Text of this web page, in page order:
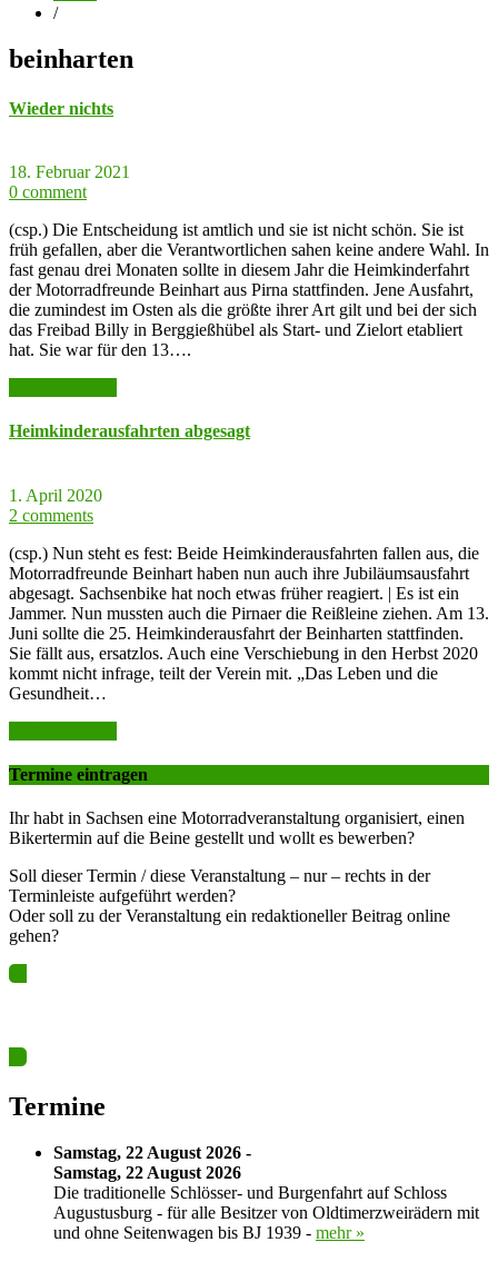
/
beinharten
Wieder nichts
18. Februar 2021
0 comment
(csp.) Die Entscheidung ist amtlich und sie ist nicht schön. Sie ist
früh gefallen, aber die Verantwortlichen sahen keine andere Wahl. In
fast genau drei Monaten sollte in diesem Jahr die Heimkinderfahrt
der Motorradfreunde Beinhart aus Pirna stattfinden. Jene Ausfahrt,
die zumindest im Osten als die größte ihrer Art gilt und bei der sich
das Freibad Billy in Berggießhübel als Start- und Zielort etabliert
hat. Sie war für den 13….
Heimkinderausfahrten abgesagt
1. April 2020
2 comments
(csp.) Nun steht es fest: Beide Heimkinderausfahrten fallen aus, die
Motorradfreunde Beinhart haben nun auch ihre Jubiläumsausfahrt
abgesagt. Sachsenbike hat noch etwas früher reagiert. | Es ist ein
Jammer. Nun mussten auch die Pirnaer die Reißleine ziehen. Am 13.
Juni sollte die 25. Heimkinderausfahrt der Beinharten stattfinden.
Sie fällt aus, ersatzlos. Auch eine Verschiebung in den Herbst 2020
kommt nicht infrage, teilt der Verein mit. „Das Leben und die
Gesundheit…
Termine eintragen
Ihr habt in Sachsen eine Motorradveranstaltung organisiert, einen
Bikertermin auf die Beine gestellt und wollt es bewerben?
Soll dieser Termin / diese Veranstaltung – nur – rechts in der
Terminleiste aufgeführt werden?
Oder soll zu der Veranstaltung ein redaktioneller Beitrag online
gehen?
Termine
Samstag, 22 August 2026 -
Samstag, 22 August 2026
Die traditionelle Schlösser- und Burgenfahrt auf Schloss
Augustusburg - für alle Besitzer von Oldtimerzweirädern mit
und ohne Seitenwagen bis BJ 1939 - mehr »